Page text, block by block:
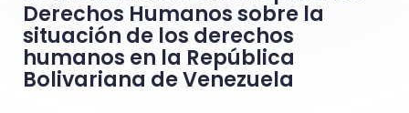
Derechos Humanos sobre la
situación de los derechos
humanos en la República
Bolivariana de Venezuela